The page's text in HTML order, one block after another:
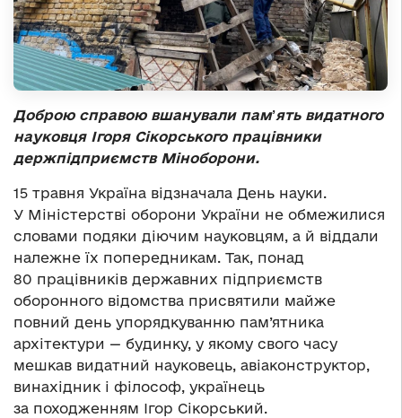
Доброю справою вшанували пам’ять видатного
науковця Ігоря Сікорського працівники
держпідприємств Міноборони.
15 травня Україна відзначала День науки.
У Міністерстві оборони України не обмежилися
словами подяки діючим науковцям, а й віддали
належне їх попередникам. Так, понад
80 працівників державних підприємств
оборонного відомства присвятили майже
повний день упорядкуванню пам’ятника
архітектури — будинку, у якому свого часу
мешкав видатний науковець, авіаконструктор,
винахідник і філософ, українець
за походженням Ігор Сікорський.